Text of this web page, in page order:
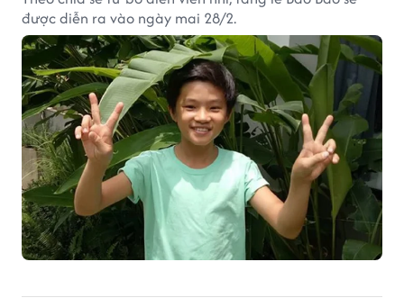
được diễn ra vào ngày mai 28/2.